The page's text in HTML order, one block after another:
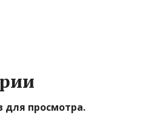
для просмотра.